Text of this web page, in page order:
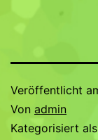
Veröffentlicht
Von admin
Kategorisiert als